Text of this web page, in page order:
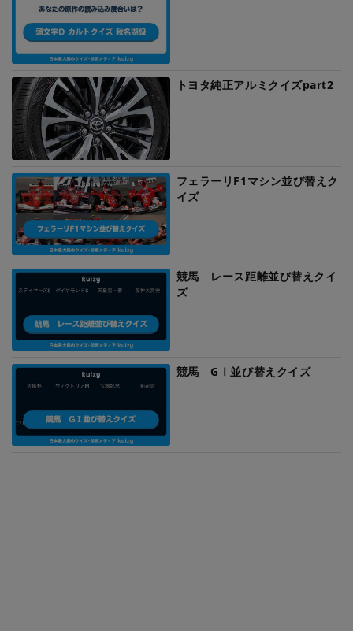
トヨタ純正アルミクイズpart2
フェラーリF1マシン並び替えク
イズ
競馬 レース距離並び替えクイ
ズ
競馬 GⅠ並び替えクイズ